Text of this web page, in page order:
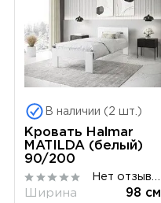
В наличии (2 шт.)
Кровать Halmar
MATILDA (белый)
90/200
Ширина
98 см